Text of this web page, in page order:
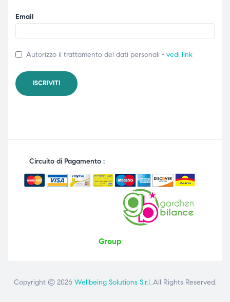
Email
Autorizzo il trattamento dei dati personali - vedi link
Circuito di Pagamento :
Group
Copyright © 2026 Wellbeing Solutions S.r.l..All Rights Reserved.